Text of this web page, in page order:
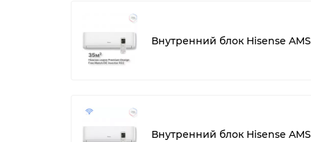
Внутренний блок Hisense
Внутренний блок Hisense